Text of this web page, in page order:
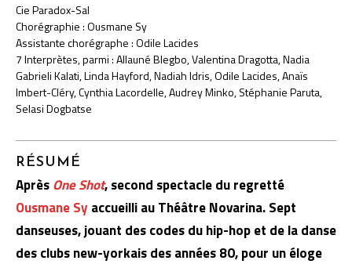
Cie Paradox-Sal
Chorégraphie : Ousmane Sy
Assistante chorégraphe : Odile Lacides
7 Interprètes, parmi : Allauné Blegbo, Valentina Dragotta, Nadia
Gabrieli Kalati, Linda Hayford, Nadiah Idris, Odile Lacides, Anaïs
Imbert-Cléry, Cynthia Lacordelle, Audrey Minko, Stéphanie Paruta,
Selasi Dogbatse
RÉSUMÉ
AprèsOne Shot, second spectacle du regretté
Ousmane Syaccueilli au Théâtre Novarina. Sept
danseuses, jouant des codes du hip-hop et de la danse
des clubs new-yorkais des années 80, pour un éloge